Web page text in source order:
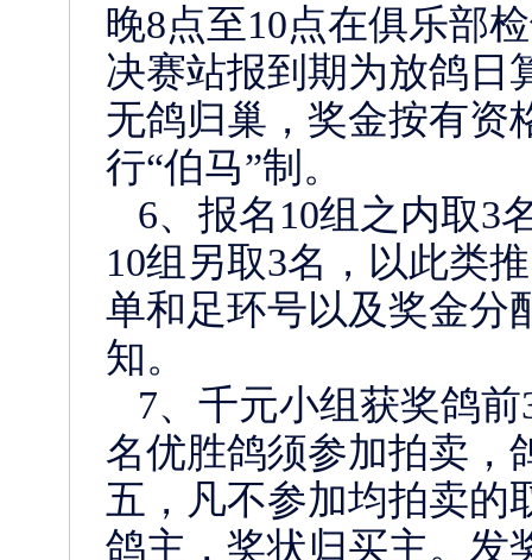
晚8点至10点在俱乐部
决赛站报到期为放鸽日
无鸽归巢，奖金按有资
行“伯马”制。
6、报名10组之内取3
10组另取3名，以此类
单和足环号以及奖金分
知。
7、千元小组获奖鸽
名优胜鸽须参加拍卖，
五，凡不参加均拍卖的
鸽主，奖状归买主。发